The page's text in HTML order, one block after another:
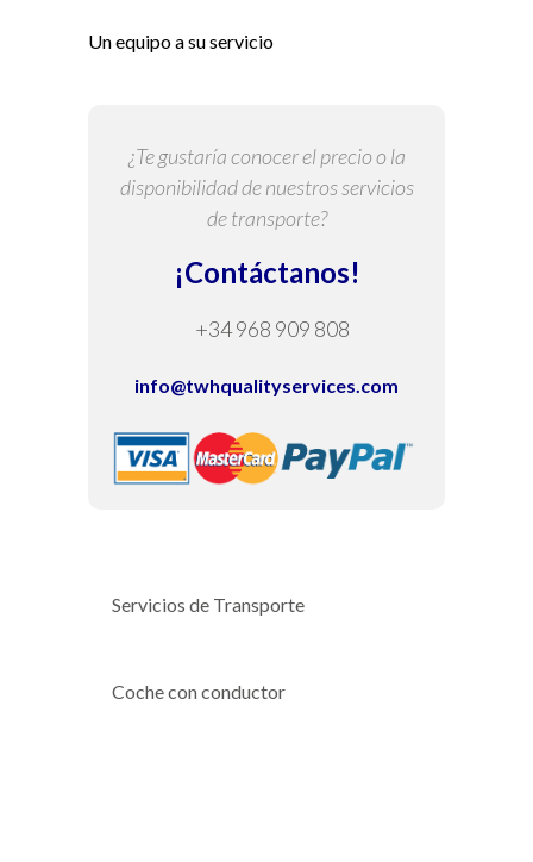
Un equipo a su servicio
¿Te gustaría conocer el precio o la
disponibilidad de nuestros servicios
de transporte?
¡Contáctanos!
+34 968 909 808
info@twhqualityservices.com
Servicios de Transporte
Coche con conductor